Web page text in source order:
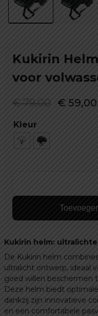
Kukirin
voor
€79,00 € 59,00
Kleur
Helm
voor
aantal
Kukirin helm:
De Kukirin helm
ultralicht ontwerp, ideaal
goed willen beschermen
Deze helm biedt
dankzij zijn innovatieve
en een comfortabele